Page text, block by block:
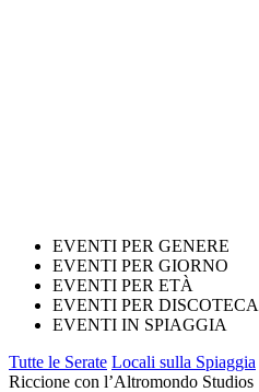
EVENTI PER GENERE
EVENTI PER GIORNO
EVENTI PER ETÀ
EVENTI PER DISCOTECA
EVENTI IN SPIAGGIA
Tutte le Serate Locali sulla Spiaggia
Riccione con l’Altromondo Studios